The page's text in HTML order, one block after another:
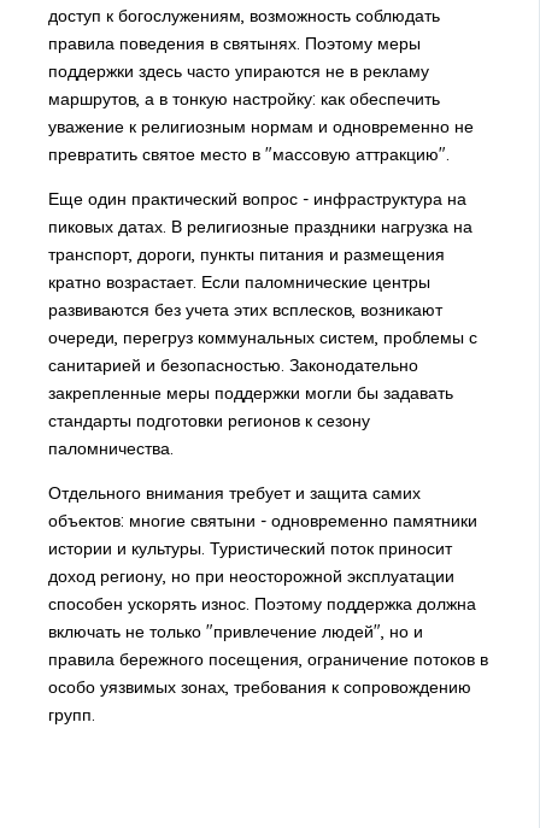
доступ к богослужениям, возможность соблюдать
правила поведения в святынях. Поэтому меры
поддержки здесь часто упираются не в рекламу
маршрутов, а в тонкую настройку: как обеспечить
уважение к религиозным нормам и одновременно не
превратить святое место в "массовую аттракцию".
Еще один практический вопрос - инфраструктура на
пиковых датах. В религиозные праздники нагрузка на
транспорт, дороги, пункты питания и размещения
кратно возрастает. Если паломнические центры
развиваются без учета этих всплесков, возникают
очереди, перегруз коммунальных систем, проблемы с
санитарией и безопасностью. Законодательно
закрепленные меры поддержки могли бы задавать
стандарты подготовки регионов к сезону
паломничества.
Отдельного внимания требует и защита самих
объектов: многие святыни - одновременно памятники
истории и культуры. Туристический поток приносит
доход региону, но при неосторожной эксплуатации
способен ускорять износ. Поэтому поддержка должна
включать не только "привлечение людей", но и
правила бережного посещения, ограничение потоков в
особо уязвимых зонах, требования к сопровождению
групп.